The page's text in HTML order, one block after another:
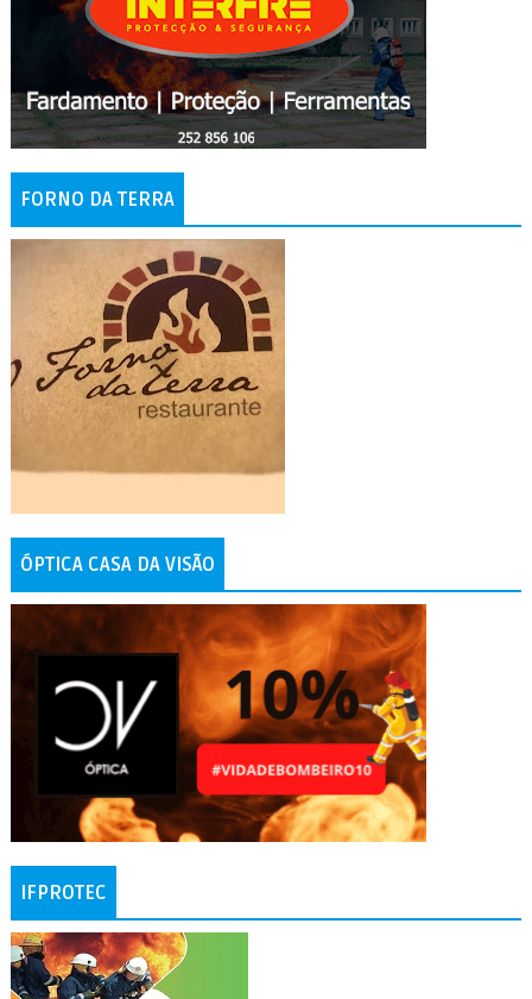
FORNO DA TERRA
ÓPTICA CASA DA VISÃO
IFPROTEC